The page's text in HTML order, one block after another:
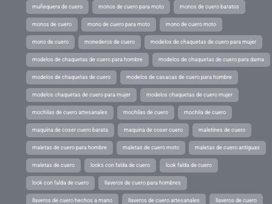
muñequera de cuero monos de cuero para moto monos de cuero baratos
monos de cuero mono de cuero para moto mono de cuero moto
mono de cuero monederos de cuero modelos de chaquetas de cuero para mujer
modelos de chaquetas de cuero para hombre modelos de chaquetas de cuero para dama
modelos de chaquetas de cuero modelos de casacas de cuero para hombre
modelos chaquetas de cuero para mujer modelos chaquetas de cuero mujer
mochilas de cuero artesanales mochilas de cuero mochila de cuero
maquina de coser cuero barata maquina de coser cuero maletines de cuero
maletas de cuero para hombre maletas de cuero moto maletas de cuero antiguas
maletas de cuero looks con falda de cuero look falda de cuero
look con falda de cuero llaveros de cuero para hombres
llaveros de cuero hechos a mano llaveros de cuero artesanales llaveros de cuero